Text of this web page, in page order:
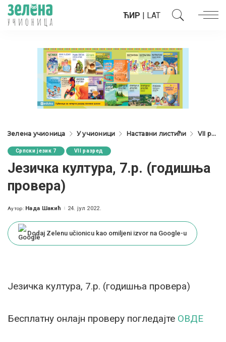
ЋИР | LAT
Зелена учионица У учионици Наставни листићи VII разред
Српски језик 7 VII разред
Језичка култура, 7.р. (годишња
провера)
Posted
Аутор: Нада Шакић 24. јул 2022.
Dodaj Zelenu učionicu kao omiljeni izvor na Google-u
Језичка култура, 7.р. (годишња провера)
Бесплатну онлајн проверу погледајте ОВДЕ